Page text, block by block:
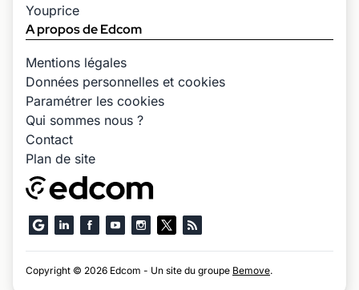
Youprice
A propos de Edcom
Mentions légales
Données personnelles et cookies
Paramétrer les cookies
Qui sommes nous ?
Contact
Plan de site
Copyright © 2026 Edcom - Un site du groupe Bemove.